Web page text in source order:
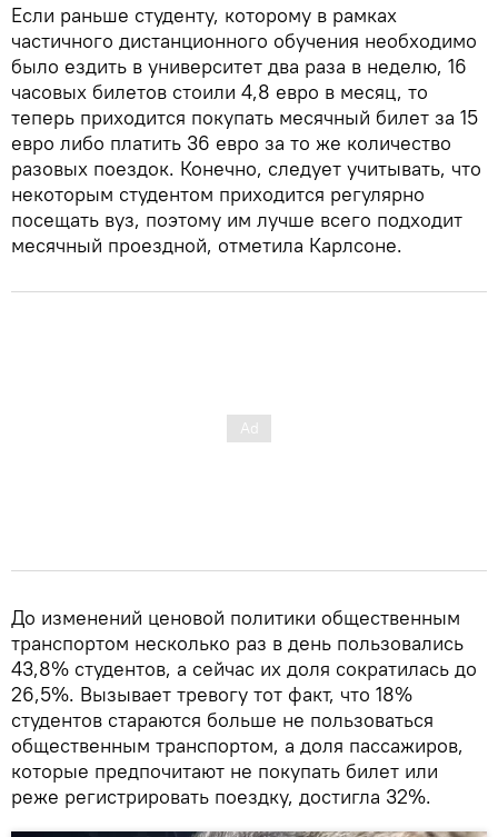
Если раньше студенту, которому в рамках
частичного дистанционного обучения необходимо
было ездить в университет два раза в неделю, 16
часовых билетов стоили 4,8 евро в месяц, то
теперь приходится покупать месячный билет за 15
евро либо платить 36 евро за то же количество
разовых поездок. Конечно, следует учитывать, что
некоторым студентом приходится регулярно
посещать вуз, поэтому им лучше всего подходит
месячный проездной, отметила Карлсоне.
До изменений ценовой политики общественным
транспортом несколько раз в день пользовались
43,8% студентов, а сейчас их доля сократилась до
26,5%. Вызывает тревогу тот факт, что 18%
студентов стараются больше не пользоваться
общественным транспортом, а доля пассажиров,
которые предпочитают не покупать билет или
реже регистрировать поездку, достигла 32%.